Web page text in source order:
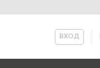
ВХОД